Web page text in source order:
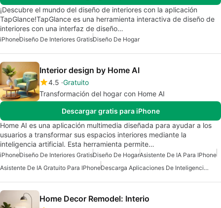
¡Descubre el mundo del diseño de interiores con la aplicación
TapGlance!TapGlance es una herramienta interactiva de diseño de
interiores con una interfaz de diseño…
iPhoneDiseño De Interiores GratisDiseño De Hogar
Interior design by Home AI
4.5 Gratuito
Transformación del hogar con Home AI
Descargar gratis para iPhone
Home AI es una aplicación multimedia diseñada para ayudar a los
usuarios a transformar sus espacios interiores mediante la
inteligencia artificial. Esta herramienta permite…
iPhoneDiseño De Interiores GratisDiseño De HogarAsistente De IA Para IPhone
Asistente De IA Gratuito Para IPhone
Descarga Aplicaciones De Inteligencia Artificial (IA)
Home Decor Remodel: Interio